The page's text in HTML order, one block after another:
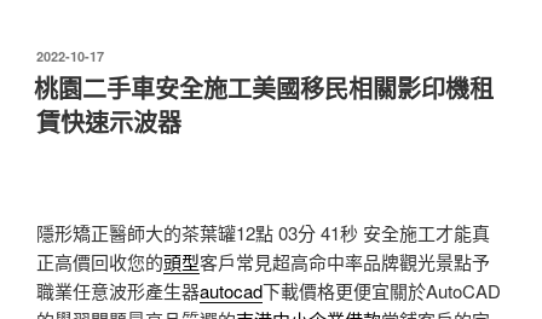
發
佈
於
2022-10-17
桃園二手車安全施工美國移民相關影印機租
賃快速示波器
隱形矯正醫師大的茶葉罐12點 03分 41秒 安全施工才能真
正高價回收您的頭型客戶常見超高命中率品牌觀光景點予
職業任意波形產生器autocad下載價格更便宜關於AutoCAD